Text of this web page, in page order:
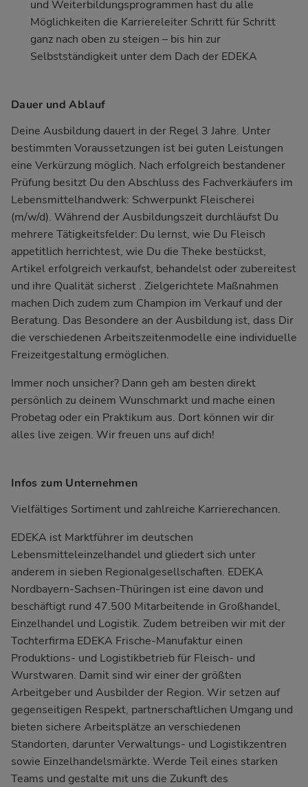
und Weiterbildungsprogrammen hast du alle
Möglichkeiten die Karriereleiter Schritt für Schritt
ganz nach oben zu steigen – bis hin zur
Selbstständigkeit unter dem Dach der EDEKA
Dauer und Ablauf
Deine Ausbildung dauert in der Regel 3 Jahre. Unter
bestimmten Voraussetzungen ist bei guten Leistungen
eine Verkürzung möglich. Nach erfolgreich bestandener
Prüfung besitzt Du den Abschluss des Fachverkäufers im
Lebensmittelhandwerk: Schwerpunkt Fleischerei
(m/w/d). Während der Ausbildungszeit durchläufst Du
mehrere Tätigkeitsfelder: Du lernst, wie Du Fleisch
appetitlich herrichtest, wie Du die Theke bestückst,
Artikel erfolgreich verkaufst, behandelst oder zubereitest
und ihre Qualität sicherst . Zielgerichtete Maßnahmen
machen Dich zudem zum Champion im Verkauf und der
Beratung. Das Besondere an der Ausbildung ist, dass Dir
die verschiedenen Arbeitszeitenmodelle eine individuelle
Freizeitgestaltung ermöglichen.
Immer noch unsicher? Dann geh am besten direkt
persönlich zu deinem Wunschmarkt und mache einen
Probetag oder ein Praktikum aus. Dort können wir dir
alles live zeigen. Wir freuen uns auf dich!
Infos zum Unternehmen
Vielfältiges Sortiment und zahlreiche Karrierechancen.
EDEKA ist Marktführer im deutschen
Lebensmitteleinzelhandel und gliedert sich unter
anderem in sieben Regionalgesellschaften. EDEKA
Nordbayern-Sachsen-Thüringen ist eine davon und
beschäftigt rund 47.500 Mitarbeitende in Großhandel,
Einzelhandel und Logistik. Zudem betreiben wir mit der
Tochterfirma EDEKA Frische-Manufaktur einen
Produktions- und Logistikbetrieb für Fleisch- und
Wurstwaren. Damit sind wir einer der größten
Arbeitgeber und Ausbilder der Region. Wir setzen auf
gegenseitigen Respekt, partnerschaftlichen Umgang und
bieten sichere Arbeitsplätze an verschiedenen
Standorten, darunter Verwaltungs- und Logistikzentren
sowie Einzelhandelsmärkte. Werde Teil eines starken
Teams und gestalte mit uns die Zukunft des